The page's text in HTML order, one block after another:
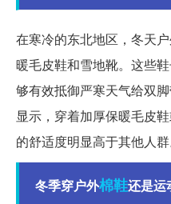
在寒冷的东北地区，冬天
暖毛皮鞋和雪地靴。这些
够有效抵御严寒天气给双
显示，穿着加厚保暖毛皮
的舒适度明显高于其他人群
冬季穿户外棉鞋还是运